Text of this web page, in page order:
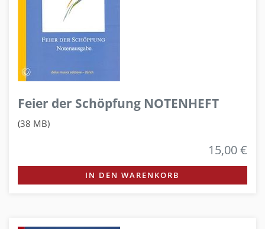
Feier der Schöpfung NOTENHEFT
(38 MB)
15,00 €
IN DEN WARENKORB